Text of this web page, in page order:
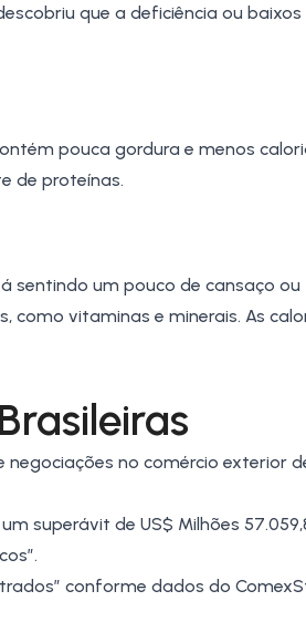
que a deficiência ou baixos
pouca gordura e menos
de proteínas.
sentindo um pouco de cansaço ou
vitaminas e minerais. As
no comércio exterior
superávit de US$ Milhões
conforme dados do